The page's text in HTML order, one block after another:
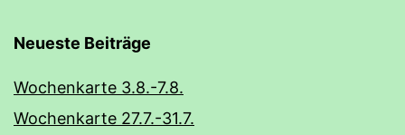
Neueste Beiträge
Wochenkarte 3.8.-7.8.
Wochenkarte 27.7.-31.7.